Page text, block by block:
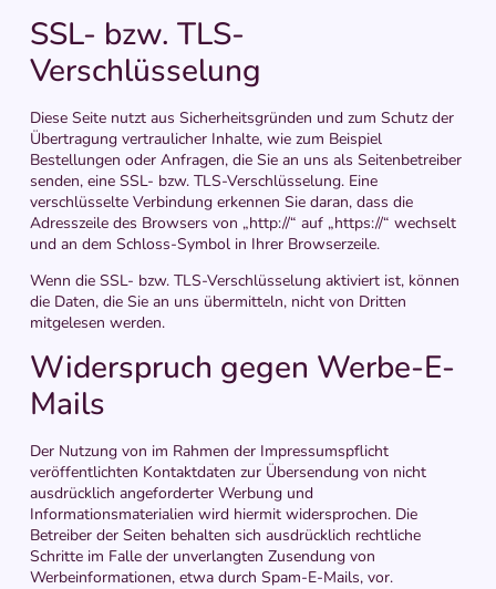
SSL- bzw. TLS-
Verschlüsselung
Diese Seite nutzt aus Sicherheitsgründen und zum Schutz der
Übertragung vertraulicher Inhalte, wie zum Beispiel
Bestellungen oder Anfragen, die Sie an uns als Seitenbetreiber
senden, eine SSL- bzw. TLS-Verschlüsselung. Eine
verschlüsselte Verbindung erkennen Sie daran, dass die
Adresszeile des Browsers von „http://“ auf „https://“ wechselt
und an dem Schloss-Symbol in Ihrer Browserzeile.
Wenn die SSL- bzw. TLS-Verschlüsselung aktiviert ist, können
die Daten, die Sie an uns übermitteln, nicht von Dritten
mitgelesen werden.
Widerspruch gegen Werbe-E-
Mails
Der Nutzung von im Rahmen der Impressumspflicht
veröffentlichten Kontaktdaten zur Übersendung von nicht
ausdrücklich angeforderter Werbung und
Informationsmaterialien wird hiermit widersprochen. Die
Betreiber der Seiten behalten sich ausdrücklich rechtliche
Schritte im Falle der unverlangten Zusendung von
Werbeinformationen, etwa durch Spam-E-Mails, vor.